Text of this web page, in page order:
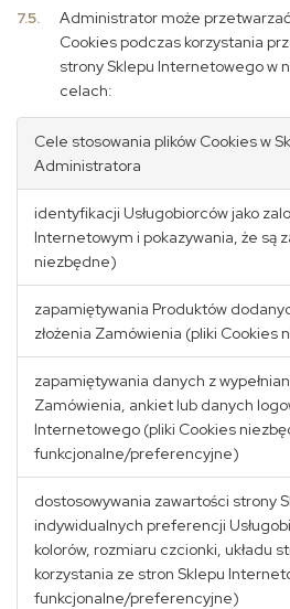
7.5.
Administrator może
Cookies podczas korzystania
strony Sklepu Internetowego w
celach:
Cele stosowania plików Cookies w
Administratora
identyfikacji Usługobiorców jako
Internetowym i pokazywania, że są
niezbędne)
zapamiętywania Produktów
złożenia Zamówienia (pliki Cookies
zapamiętywania danych z
Zamówienia, ankiet lub danych
Internetowego (pliki Cookies
funkcjonalne/preferencyjne)
dostosowywania zawartości strony
indywidualnych preferencji
kolorów, rozmiaru czcionki, układu
korzystania ze stron Sklepu
funkcjonalne/preferencyjne)